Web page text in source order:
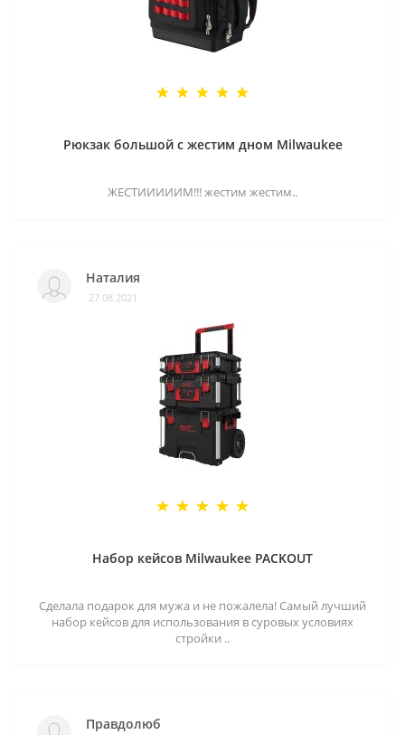
Рюкзак большой с жестим дном Milwaukee
ЖЕСТИИИИИМ!!! жестим жестим..
Наталия
27.08.2021
Набор кейсов Milwaukee PACKOUT
Сделала подарок для мужа и не пожалела! Самый лучший
набор кейсов для использования в суровых условиях
стройки ..
Правдолюб